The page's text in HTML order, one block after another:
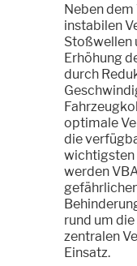
Neben
instabilen
Stoßwellen
Erhöhung
durch
optimale
die
wichtigsten
werden
rund um
zentralen
Einsatz.